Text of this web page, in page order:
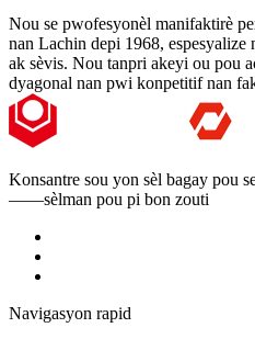
Nou se pwofesyonèl manifaktirè
nan Lachin depi 1968,
ak sèvis. Nou tanpri akeyi ou pou
dyagonal nan pwi konpetitif nan
Konsantre sou yon sèl bagay pou
——sèlman pou pi bon zouti
Navigasyon rapid